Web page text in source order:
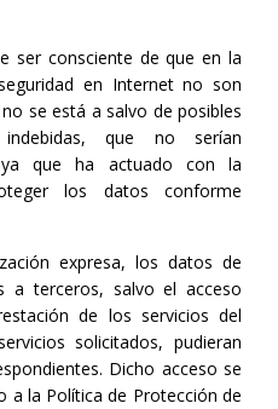
ser consciente de que en la
en Internet no son
se está a salvo de posibles
que no serían
ya que ha actuado con la
los datos conforme
expresa, los datos de
a terceros, salvo el acceso
de los servicios del
solicitados, pudieran
Dicho acceso se
la Política de Protección de